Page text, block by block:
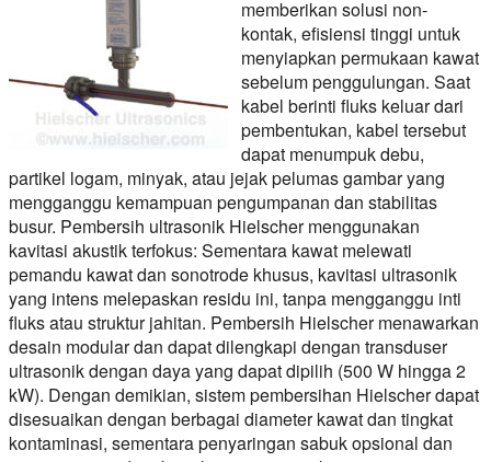
memberikan solusi non-
kontak, efisiensi tinggi untuk
menyiapkan permukaan kawat
sebelum penggulungan. Saat
kabel berinti fluks keluar dari
pembentukan, kabel tersebut
dapat menumpuk debu,
partikel logam, minyak, atau jejak pelumas gambar yang
mengganggu kemampuan pengumpanan dan stabilitas
busur. Pembersih ultrasonik Hielscher menggunakan
kavitasi akustik terfokus: Sementara kawat melewati
pemandu kawat dan sonotrode khusus, kavitasi ultrasonik
yang intens melepaskan residu ini, tanpa mengganggu inti
fluks atau struktur jahitan. Pembersih Hielscher menawarkan
desain modular dan dapat dilengkapi dengan transduser
ultrasonik dengan daya yang dapat dipilih (500 W hingga 2
kW). Dengan demikian, sistem pembersihan Hielscher dapat
disesuaikan dengan berbagai diameter kawat dan tingkat
kontaminasi, sementara penyaringan sabuk opsional dan